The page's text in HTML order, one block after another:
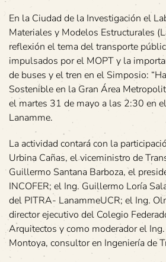
En la Ciudad de la Investigación el
Materiales y Modelos Estructurales
reflexión el tema del transporte
impulsados por el MOPT y la
de buses y el tren en el Simposio:
Sostenible en la Gran Área
el martes 31 de mayo a las 2:30 en
Lanamme.
La actividad contará con la
Urbina Cañas, el viceministro de
Guillermo Santana Barboza, el
INCOFER; el Ing. Guillermo Loría
del PITRA- LanammeUCR; el Ing.
director ejecutivo del Colegio
Arquitectos y como moderador el
Montoya, consultor en Ingeniería de